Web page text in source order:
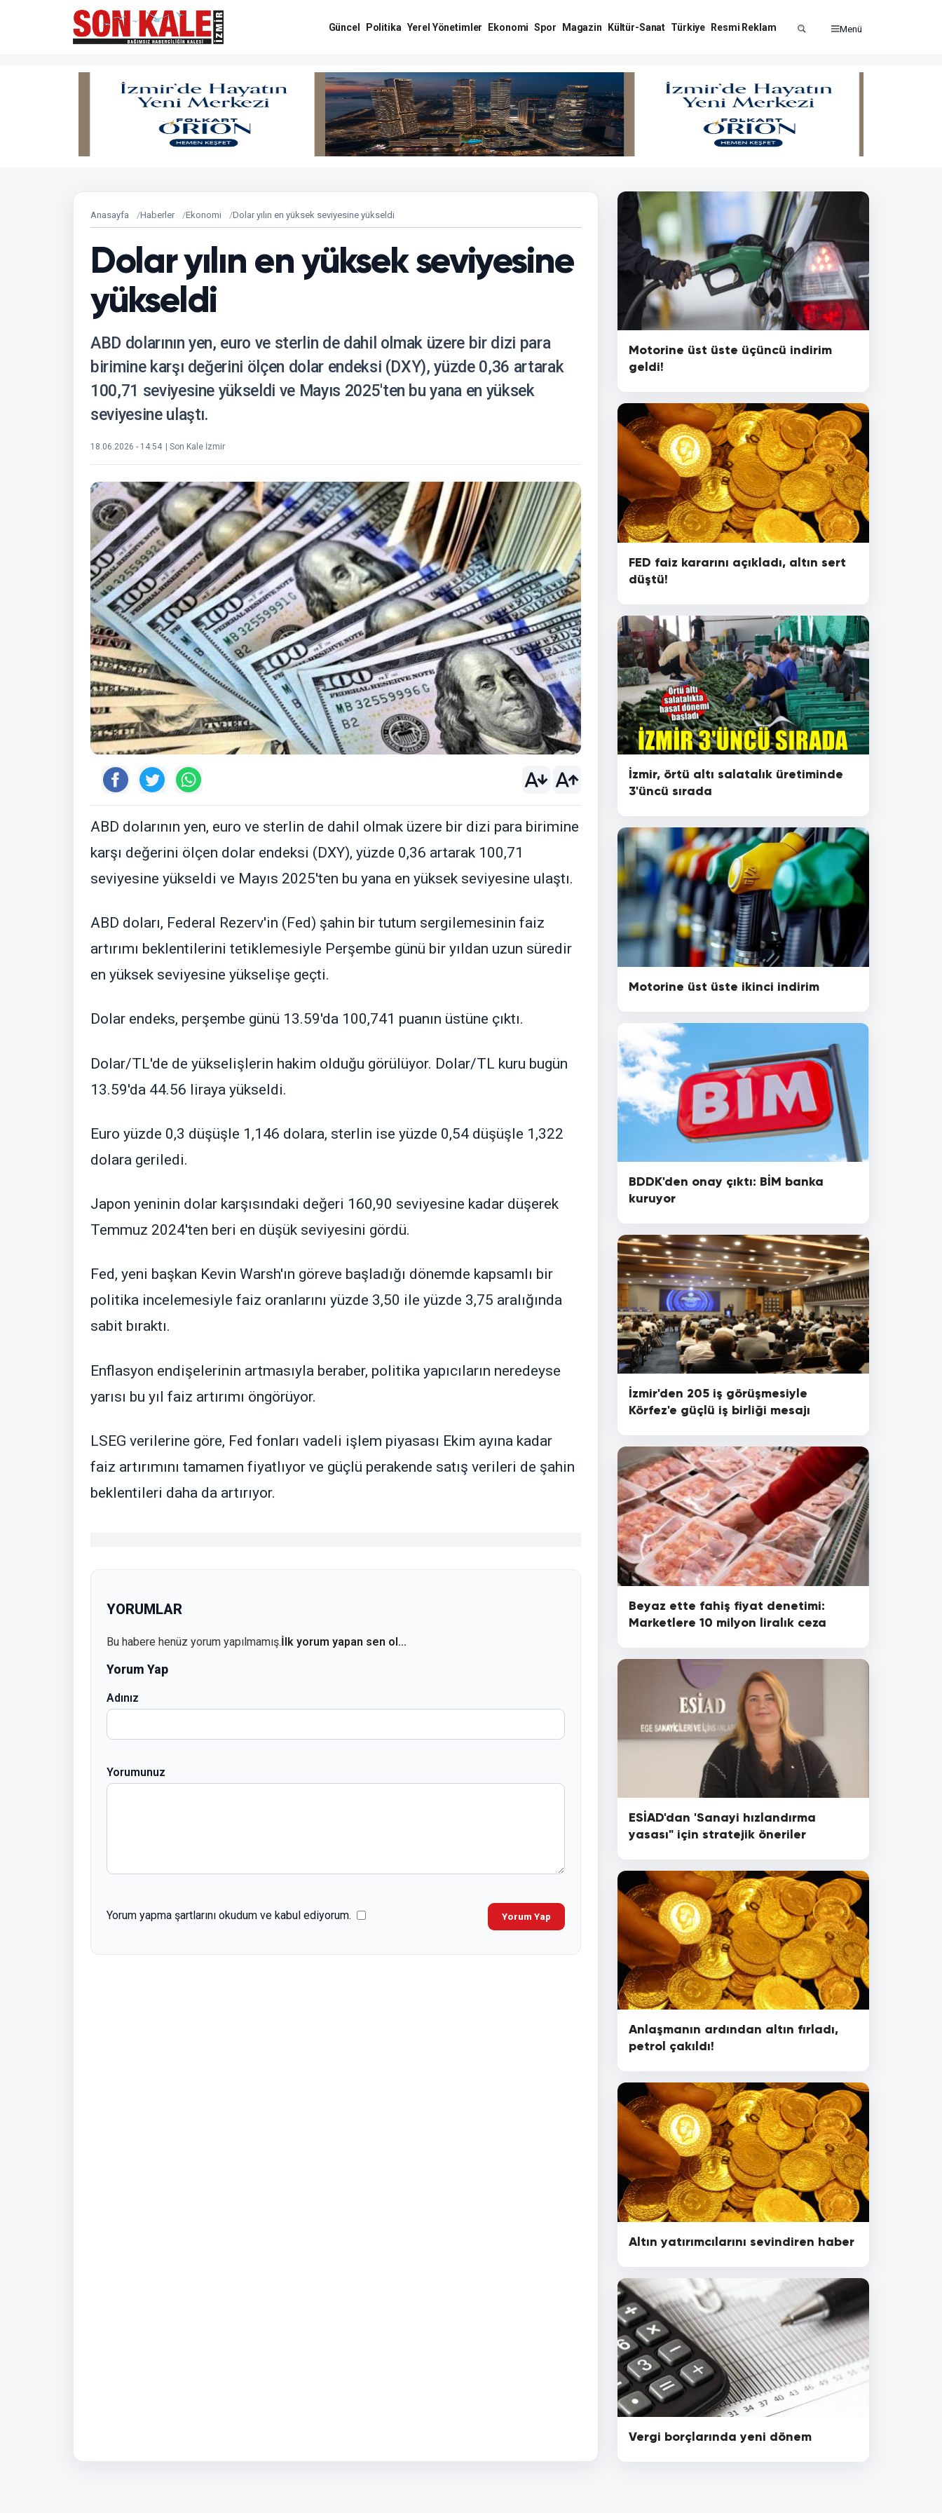
Güncel Politika Yerel Yönetimler Ekonomi Spor Magazin Kültür-Sanat Türkiye Resmi Reklam Menü
Anasayfa Haberler Ekonomi Dolar yılın en yüksek seviyesine yükseldi
Dolar yılın en yüksek seviyesine
yükseldi
ABD dolarının yen, euro ve sterlin de dahil olmak üzere bir dizi para
birimine karşı değerini ölçen dolar endeksi (DXY), yüzde 0,36 artarak
100,71 seviyesine yükseldi ve Mayıs 2025'ten bu yana en yüksek
seviyesine ulaştı.
18.06.2026 - 14:54 | Son Kale İzmir
ABD dolarının yen, euro ve sterlin de dahil olmak üzere bir dizi para birimine
karşı değerini ölçen dolar endeksi (DXY), yüzde 0,36 artarak 100,71
seviyesine yükseldi ve Mayıs 2025'ten bu yana en yüksek seviyesine ulaştı.
ABD doları, Federal Rezerv'in (Fed) şahin bir tutum sergilemesinin faiz
artırımı beklentilerini tetiklemesiyle Perşembe günü bir yıldan uzun süredir
en yüksek seviyesine yükselişe geçti.
Dolar endeks, perşembe günü 13.59'da 100,741 puanın üstüne çıktı.
Dolar/TL'de de yükselişlerin hakim olduğu görülüyor. Dolar/TL kuru bugün
13.59'da 44.56 liraya yükseldi.
Euro yüzde 0,3 düşüşle 1,146 dolara, sterlin ise yüzde 0,54 düşüşle 1,322
dolara geriledi.
Japon yeninin dolar karşısındaki değeri 160,90 seviyesine kadar düşerek
Temmuz 2024'ten beri en düşük seviyesini gördü.
Fed, yeni başkan Kevin Warsh'ın göreve başladığı dönemde kapsamlı bir
politika incelemesiyle faiz oranlarını yüzde 3,50 ile yüzde 3,75 aralığında
sabit bıraktı.
Enflasyon endişelerinin artmasıyla beraber, politika yapıcıların neredeyse
yarısı bu yıl faiz artırımı öngörüyor.
LSEG verilerine göre, Fed fonları vadeli işlem piyasası Ekim ayına kadar
faiz artırımını tamamen fiyatlıyor ve güçlü perakende satış verileri de şahin
beklentileri daha da artırıyor.
YORUMLAR
Bu habere henüz yorum yapılmamış.İlk yorum yapan sen ol...
Yorum Yap
Adınız
Yorumunuz
Yorum yapma şartlarını okudum ve kabul ediyorum. Yorum Yap
Motorine üst üste üçüncü indirim
geldi!
FED faiz kararını açıkladı, altın sert
düştü!
İzmir, örtü altı salatalık üretiminde
3'üncü sırada
Motorine üst üste ikinci indirim
BDDK'den onay çıktı: BİM banka
kuruyor
İzmir'den 205 iş görüşmesiyle
Körfez'e güçlü iş birliği mesajı
Beyaz ette fahiş fiyat denetimi:
Marketlere 10 milyon liralık ceza
ESİAD'dan 'Sanayi hızlandırma
yasası" için stratejik öneriler
Anlaşmanın ardından altın fırladı,
petrol çakıldı!
Altın yatırımcılarını sevindiren haber
Vergi borçlarında yeni dönem